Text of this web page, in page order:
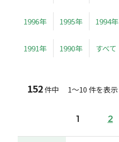
1996年 1995年 1994年
1991年 1990年 すべて
152件中 1～10 件を表示
1 2